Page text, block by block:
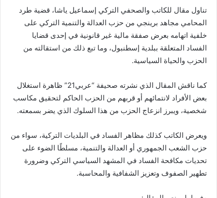
تناول مقال للكاتب والصحفي التركي إسماعيل ياشا، قضية طرد
المحامي مجاهد برينجي من حزب العدالة والتنمية التركي على
خلفية اتهامه بعرض صفقة مالية غير قانونية في إحدى قضايا
الفساد المتعلقة ببلدية إسطنبول، وما تبع ذلك من استقالته من
الحزب والحياة السياسية.
كما ناقش المقال الذي نشرته صحيفة “عربي21” ظاهرة استغلال
بعض الأفراد لانتمائهم أو قربهم من الحزب الحاكم لتحقيق مكاسب
شخصية، ويبرز انزعاج الحزب من هذا السلوك الذي يضر بسمعته.
ويعرض الكاتب كذلك مظاهر الفساد في البلديات التركية، سواء من
حزب الشعب الجمهوري أو العدالة والتنمية، مسلطًا الضوء على
تحديات مكافحة الفساد في المشهد السياسي التركي وضرورة
تطهير الصفوف وتعزيز الشفافية والمحاسبة.